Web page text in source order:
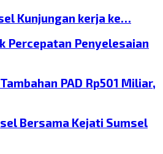
Kunjungan kerja ke…
Percepatan Penyelesaian
PAD Rp501 Miliar,
Bersama Kejati Sumsel